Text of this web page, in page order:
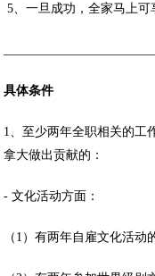
5、一旦成功，全家马上可
具体条件
1、至少两年全职相关的工
拿大做出贡献的：
- 文化活动方面：
（1）有两年自雇文化活动